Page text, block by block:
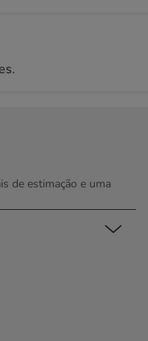
de estimação e uma